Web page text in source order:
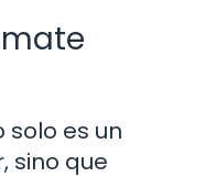
es un
sino que